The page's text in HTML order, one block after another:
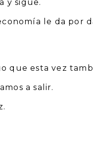
y sigue.
le da por
que esta vez
a salir.